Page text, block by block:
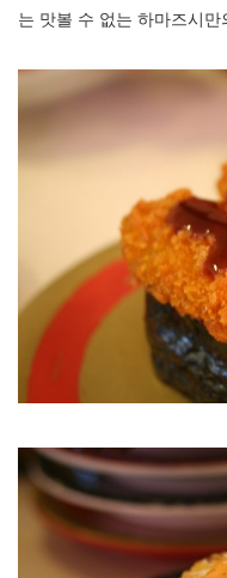
는 맛볼 수 없는 하마즈시